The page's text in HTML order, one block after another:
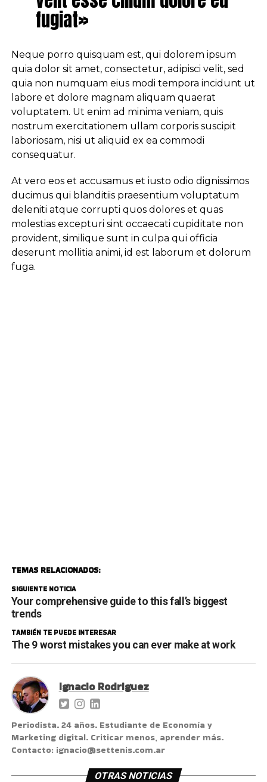
fugiat»
Neque porro quisquam est, qui dolorem ipsum
quia dolor sit amet, consectetur, adipisci velit, sed
quia non numquam eius modi tempora incidunt ut
labore et dolore magnam aliquam quaerat
voluptatem. Ut enim ad minima veniam, quis
nostrum exercitationem ullam corporis suscipit
laboriosam, nisi ut aliquid ex ea commodi
consequatur.
At vero eos et accusamus et iusto odio dignissimos
ducimus qui blanditiis praesentium voluptatum
deleniti atque corrupti quos dolores et quas
molestias excepturi sint occaecati cupiditate non
provident, similique sunt in culpa qui officia
deserunt mollitia animi, id est laborum et dolorum
fuga.
TEMAS RELACIONADOS:
SIGUIENTE NOTICIA
Your comprehensive guide to this fall’s biggest
trends
TAMBIÉN TE PUEDE INTERESAR
The 9 worst mistakes you can ever make at work
Ignacio Rodriguez
Periodista. 24 años. Estudiante de Economía y
Marketing digital. Criticar menos, aprender más.
Contacto: ignacio@settenis.com.ar
OTRAS NOTICIAS